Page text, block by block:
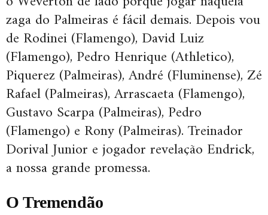
zaga do Palmeiras é fácil demais. Depois vou
de Rodinei (Flamengo), David Luiz
(Flamengo), Pedro Henrique (Athletico),
Piquerez (Palmeiras), André (Fluminense), Zé
Rafael (Palmeiras), Arrascaeta (Flamengo),
Gustavo Scarpa (Palmeiras), Pedro
(Flamengo) e Rony (Palmeiras). Treinador
Dorival Junior e jogador revelação Endrick,
a nossa grande promessa.
O Tremendão